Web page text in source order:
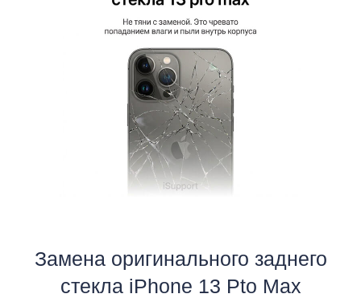
Замена оригинального заднего
стекла iPhone 13 Pto Max